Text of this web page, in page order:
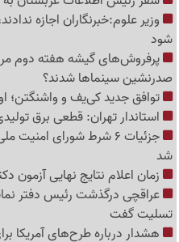
وزیر علوم:خبرنگاران اجازه
شود
پرفروش‌های گیشه هفته دوم
صدرنشین سینماها شدند؟
توافق جدید کی‌یف و واشنگتن؛
استاندار تهران: قطعی برق
جزئیات 6 شرط شورای
شد
زمان اعلام نتایج نهایی
عراقچی درگذشت رئیس دفتر
تسلیت گفت
هشدار درباره طرح‌های آمریکا